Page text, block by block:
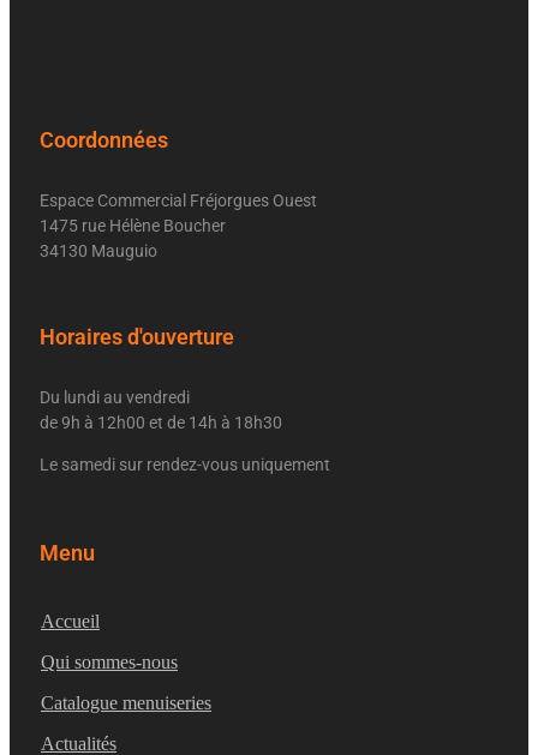
Coordonnées
Espace Commercial Fréjorgues Ouest
1475 rue Hélène Boucher
34130 Mauguio
Horaires d'ouverture
Du lundi au vendredi
de 9h à 12h00 et de 14h à 18h30
Le samedi sur rendez-vous uniquement
Menu
Accueil
Qui sommes-nous
Catalogue menuiseries
Actualités